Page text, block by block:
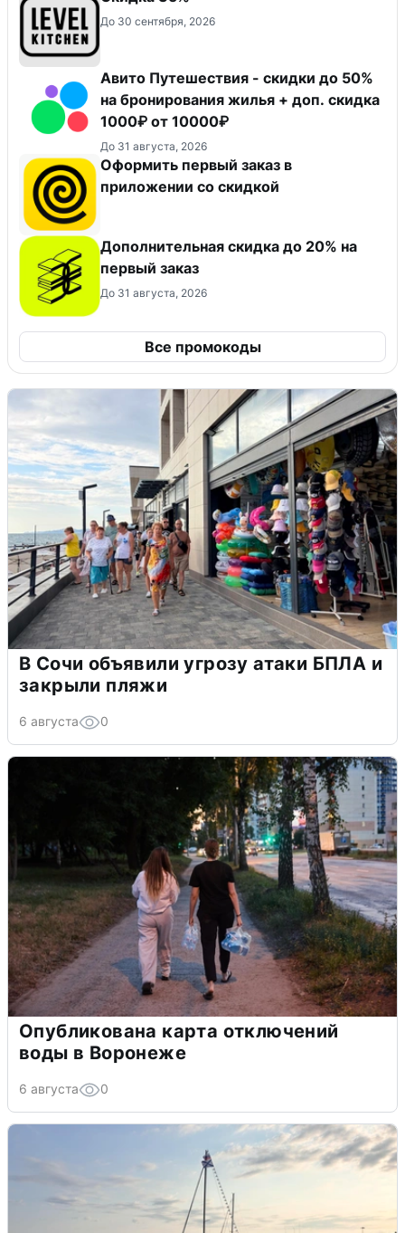
До 30 сентября, 2026
Авито Путешествия - скидки до 50%
на бронирования жилья + доп. скидка
1000₽ от 10000₽
До 31 августа, 2026
Оформить первый заказ в
приложении со скидкой
Дополнительная скидка до 20% на
первый заказ
До 31 августа, 2026
Все промокоды
В Сочи объявили угрозу атаки БПЛА и
закрыли пляжи
6 августа 0
Опубликована карта отключений
воды в Воронеже
6 августа 0